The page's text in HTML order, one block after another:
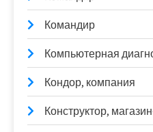
Командир
Компьютерная
Кондор, компания
Конструктор,